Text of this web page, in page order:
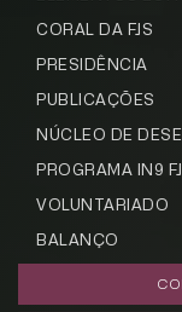
CORAL DA FJS
PRESIDÊNCIA
PUBLICAÇÕES
NÚCLEO DE
PROGRAMA IN9
VOLUNTARIADO
BALANÇO